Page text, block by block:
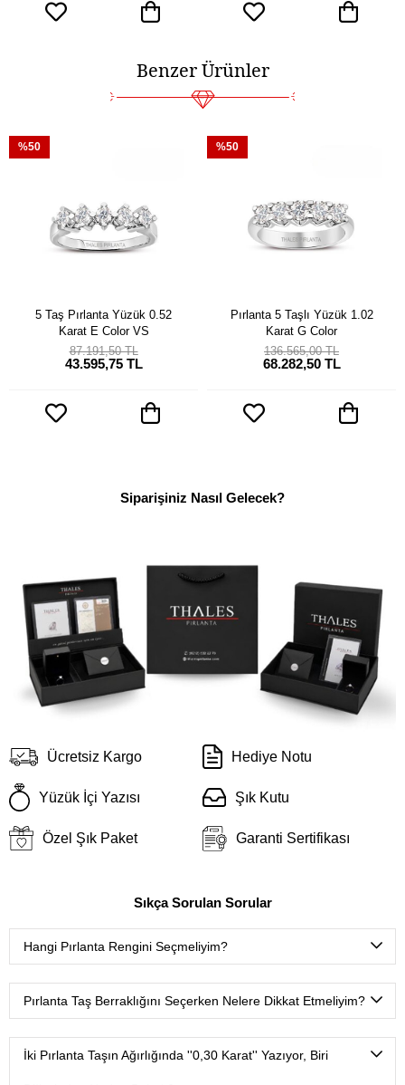
Benzer Ürünler
5 Taş Pırlanta Yüzük 0.52
Karat E Color VS
43.595,75 TL
87.191,50 TL
%50
Pırlanta 5 Taşlı Yüzük 1.02
Karat G Color
68.282,50 TL
136.565,00 TL
%50
Siparişiniz Nasıl Gelecek?
Ücretsiz Kargo Hediye Notu
Yüzük İçi Yazısı Şık Kutu
Özel Şık Paket Garanti Sertifikası
Sıkça Sorulan Sorular
Hangi Pırlanta Rengini Seçmeliyim?
D color(Çok nadir bulunan ekstra beyaz),E color(Nadir
bulunan ekstra beyaz),F color(Ekstra beyaz),G color
(Beyaz Plus),H color(Beyaz),I color(Çok hafif renkli
beyaz),J color(Hafif renkli beyaz),K color(Renkli beyaz),
L color(Çok renkli beyaz), M-Z color aralığı(Sarı, kahve,
gri ton oldukça yoğundur).
Pırlanta Taş Berraklığını Seçerken Nelere Dikkat Etmeliyim?
FL-IF(Tertemiz, çok nadir bulunur.),VVS(Mikroskop
ortamında ancak uzmanlar tarafından görülebilecek çok
İki Pırlanta Taşın Ağırlığında ''0,30 Karat'' Yazıyor, Biri